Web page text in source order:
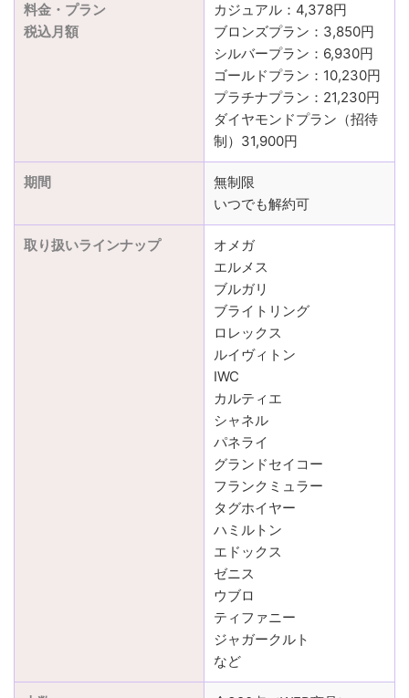
料金・プラン
税込月額
カジュアル：4,378円
ブロンズプラン：3,850円
シルバープラン：6,930円
ゴールドプラン：10,230円
プラチナプラン：21,230円
ダイヤモンドプラン（招待
制）31,900円
期間
無制限
いつでも解約可
取り扱いラインナップ
オメガ
エルメス
ブルガリ
ブライトリング
ロレックス
ルイヴィトン
IWC
カルティエ
シャネル
パネライ
グランドセイコー
フランクミュラー
タグホイヤー
ハミルトン
エドックス
ゼニス
ウブロ
ティファニー
ジャガークルト
など